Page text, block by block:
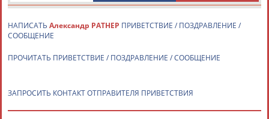
Камалудин
АБДУЛДАУДОВ
Абдула
АБДУЛЖАЛИЛОВ
Магомед
АБДУЛКАГИРОВ
Назир
АБДУЛЛАЕВ
НАПИСАТЬ Александр РАТНЕР ПРИВЕТСТВИЕ / ПОЗДРАВЛЕНИЕ /
СООБЩЕНИЕ
ПРОЧИТАТЬ ПРИВЕТСТВИЕ / ПОЗДРАВЛЕНИЕ / СООБЩЕНИЕ
ЗАПРОСИТЬ КОНТАКТ ОТПРАВИТЕЛЯ ПРИВЕТСТВИЯ